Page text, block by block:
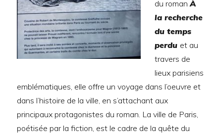
du romanÀ
la recherche
du temps
perdu et au
travers de
lieux parisiens
emblématiques, elle offre un voyage dans l’oeuvre et
dans l’histoire de la ville, en s’attachant aux
principaux protagonistes du roman. La ville de Paris,
poétisée par la fiction, est le cadre de la quête du